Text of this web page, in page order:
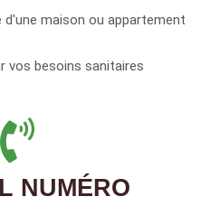
d'une maison ou appartement
vos besoins sanitaires
NUMÉRO